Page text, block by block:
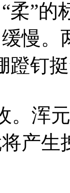
柔”的
慢。
蹬钉
浑元
产生